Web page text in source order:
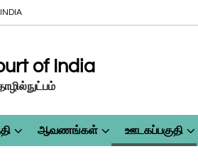
of India
ஆவணங்கள் ஊடகப்பகுதி